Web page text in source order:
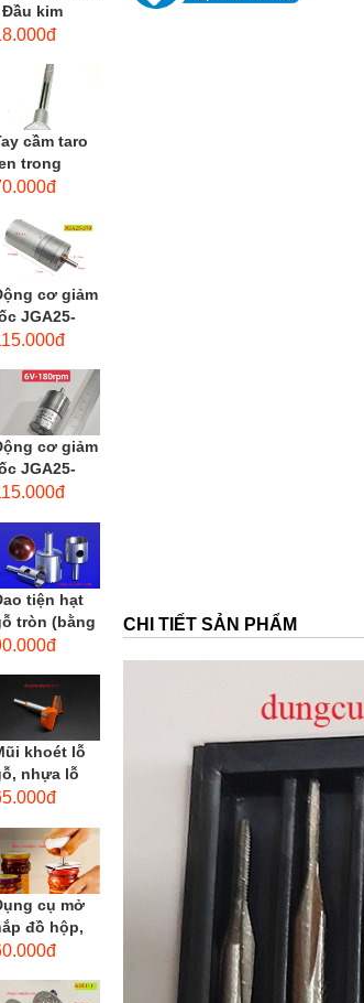
Đầu kim
hình
(mũi mài...
cầm taro
trong
cho mũi
M12
cơ giảm
JGA25-
3-12 VDC.
mini JGA25-
cơ giảm
JGA25-
6-12 VDC.
mini JGA25-
310
tiện hạt
tròn (bằng
trắng)
khoét lỗ
nhựa lỗ
D40mm-
opener)
cụ mở
đồ hộp,
nắp lon
đường kính...
CHI TIẾT SẢN PHẨM